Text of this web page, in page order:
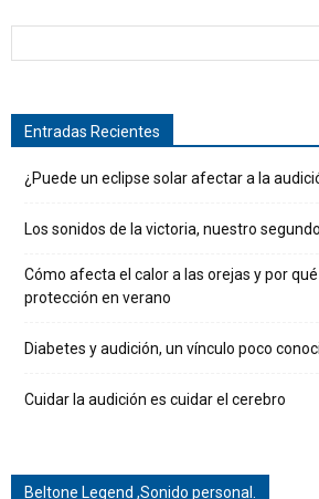
Entradas Recientes
¿Puede un eclipse solar afectar a la
Los sonidos de la victoria, nuestro
Cómo afecta el calor a las orejas y por
protección en verano
Diabetes y audición, un vínculo poco
Cuidar la audición es cuidar el cerebro
Beltone Legend ,Sonido personal.